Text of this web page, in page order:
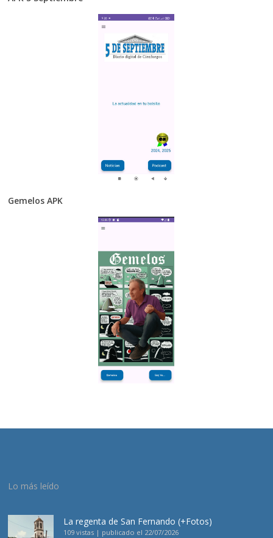
Gemelos APK
Lo más leído
La regenta de San Fernando (+Fotos)
109 vistas | publicado el 22/07/2026